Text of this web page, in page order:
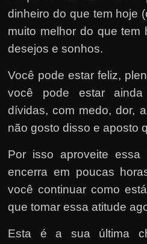
dinheiro do que tem hoje
muito melhor do que tem
desejos e sonhos.
Você pode estar feliz,
você pode estar
dívidas, com medo, dor,
não gosto disso e aposto
Por isso aproveite essa
encerra em poucas
você continuar como
que tomar essa atitude
Esta é a sua última